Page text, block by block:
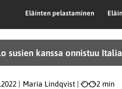
Eläinten pelastaminen
susien kanssa onnistuu
Maria Lindqvist 2 min